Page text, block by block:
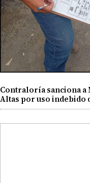
Contraloría sanciona a
Altas por uso indebido